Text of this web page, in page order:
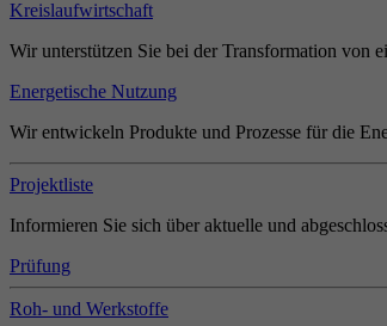
Kreislaufwirtschaft
Wir unterstützen Sie bei der Transformation von
Energetische Nutzung
Wir entwickeln Produkte und Prozesse für die
Projektliste
Informieren Sie sich über aktuelle und
Prüfung
Roh- und Werkstoffe